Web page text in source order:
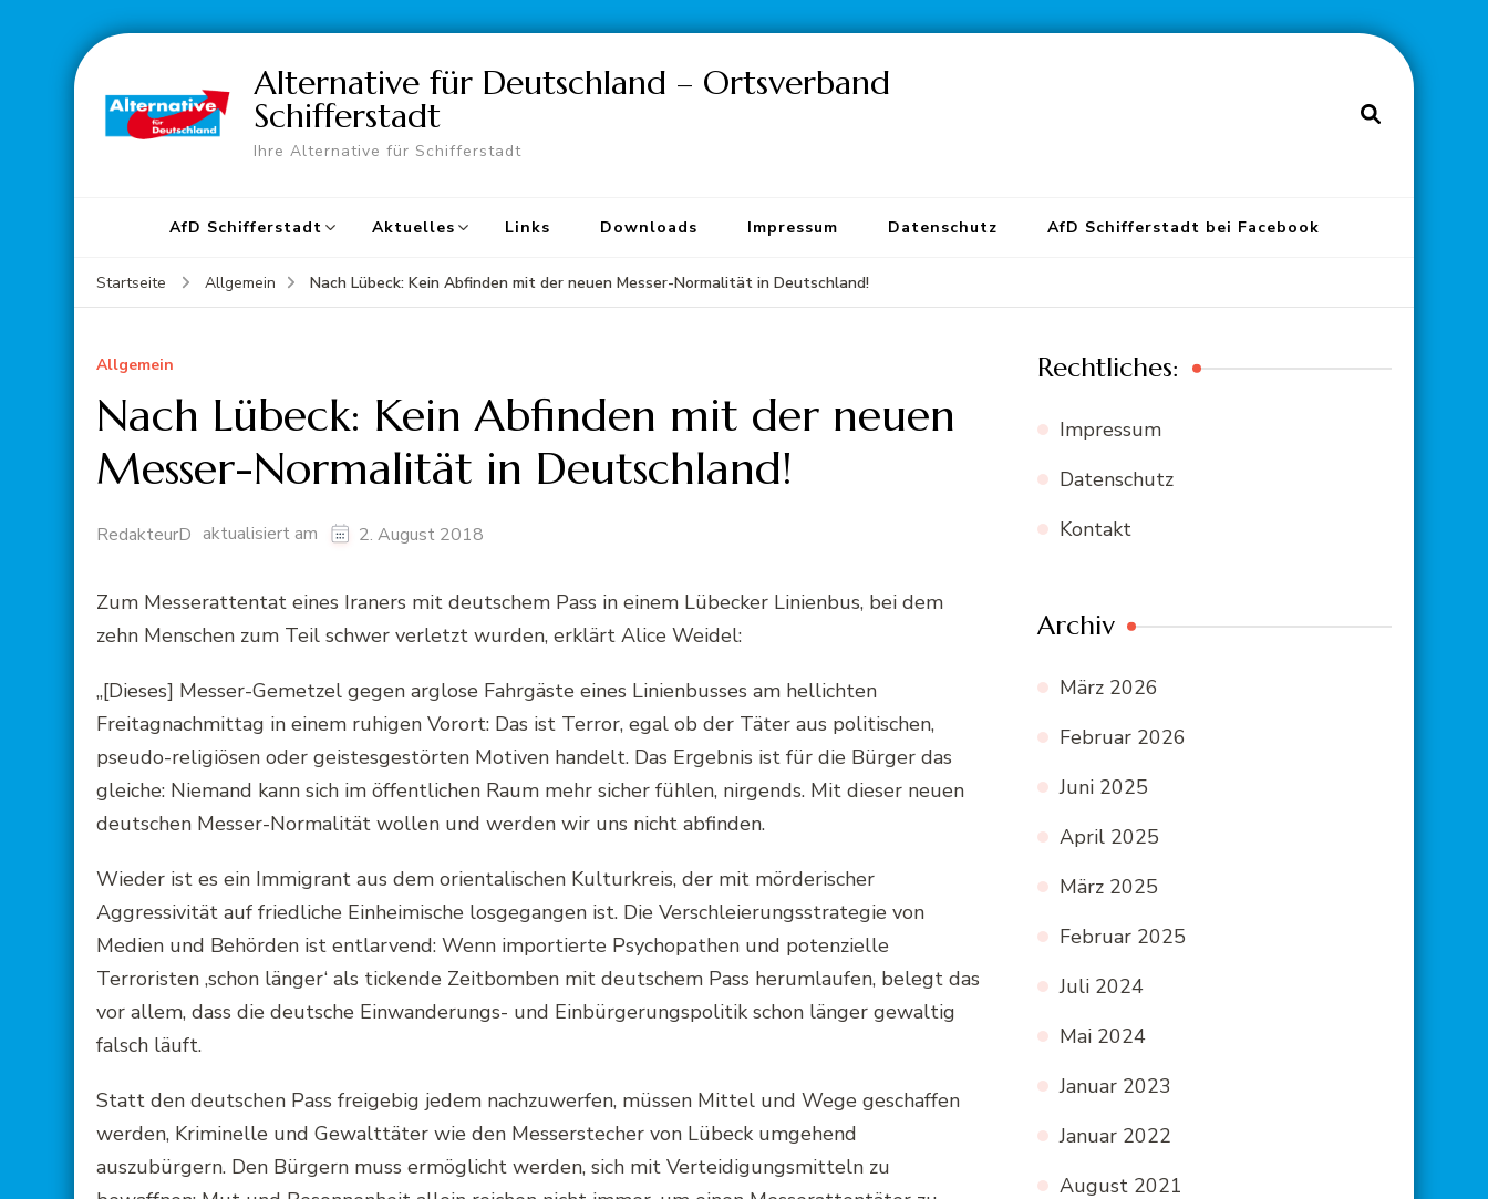
Alternative für Deutschland – Ortsverband
Schifferstadt
Ihre Alternative für Schifferstadt
AfD Schifferstadt Aktuelles Links Downloads Impressum Datenschutz AfD Schifferstadt bei Facebook
Startseite Allgemein Nach Lübeck: Kein Abfinden mit der neuen Messer-Normalität in Deutschland!
Allgemein
Nach Lübeck: Kein Abfinden mit der neuen
Messer-Normalität in Deutschland!
RedakteurD aktualisiert am 2. August 2018
Zum Messerattentat eines Iraners mit deutschem Pass in einem Lübecker Linienbus, bei dem
zehn Menschen zum Teil schwer verletzt wurden, erklärt Alice Weidel:
„[Dieses] Messer-Gemetzel gegen arglose Fahrgäste eines Linienbusses am hellichten
Freitagnachmittag in einem ruhigen Vorort: Das ist Terror, egal ob der Täter aus politischen,
pseudo-religiösen oder geistesgestörten Motiven handelt. Das Ergebnis ist für die Bürger das
gleiche: Niemand kann sich im öffentlichen Raum mehr sicher fühlen, nirgends. Mit dieser neuen
deutschen Messer-Normalität wollen und werden wir uns nicht abfinden.
Wieder ist es ein Immigrant aus dem orientalischen Kulturkreis, der mit mörderischer
Aggressivität auf friedliche Einheimische losgegangen ist. Die Verschleierungsstrategie von
Medien und Behörden ist entlarvend: Wenn importierte Psychopathen und potenzielle
Terroristen ‚schon länger‘ als tickende Zeitbomben mit deutschem Pass herumlaufen, belegt das
vor allem, dass die deutsche Einwanderungs- und Einbürgerungspolitik schon länger gewaltig
falsch läuft.
Statt den deutschen Pass freigebig jedem nachzuwerfen, müssen Mittel und Wege geschaffen
werden, Kriminelle und Gewalttäter wie den Messerstecher von Lübeck umgehend
auszubürgern. Den Bürgern muss ermöglicht werden, sich mit Verteidigungsmitteln zu
Rechtliches:
Impressum
Datenschutz
Kontakt
Archiv
März 2026
Februar 2026
Juni 2025
April 2025
März 2025
Februar 2025
Juli 2024
Mai 2024
Januar 2023
Januar 2022
August 2021